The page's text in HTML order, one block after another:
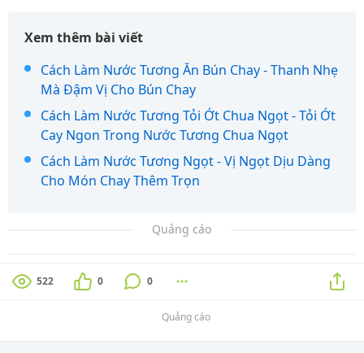
Xem thêm bài viết
Cách Làm Nước Tương Ăn Bún Chay - Thanh Nhẹ
Mà Đậm Vị Cho Bún Chay
Cách Làm Nước Tương Tỏi Ớt Chua Ngọt - Tỏi Ớt
Cay Ngon Trong Nước Tương Chua Ngọt
Cách Làm Nước Tương Ngọt - Vị Ngọt Dịu Dàng
Cho Món Chay Thêm Trọn
Quảng cáo
522 0 0
Quảng cáo